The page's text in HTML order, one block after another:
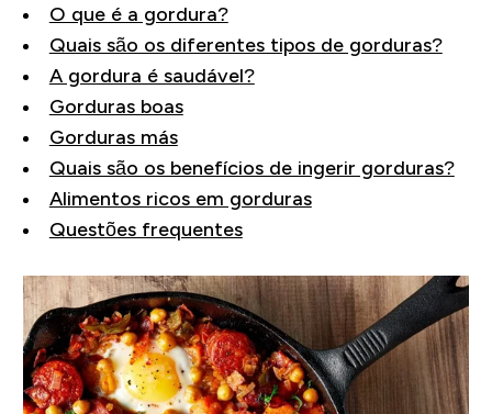
O que é a gordura?
Quais são os diferentes tipos de gorduras?
A gordura é saudável?
Gorduras boas
Gorduras más
Quais são os benefícios de ingerir gorduras?
Alimentos ricos em gorduras
Questões frequentes